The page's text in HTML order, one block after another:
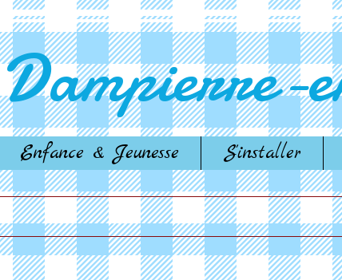
Dampierre-
Enfance & Jeunesse S'installer